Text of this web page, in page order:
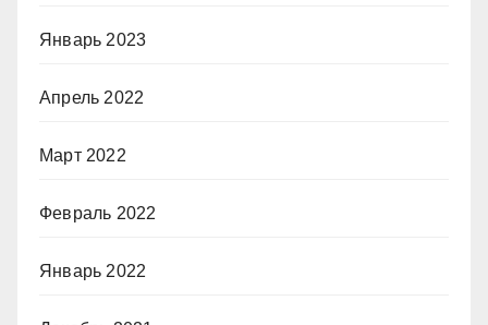
Январь 2023
Апрель 2022
Март 2022
Февраль 2022
Январь 2022